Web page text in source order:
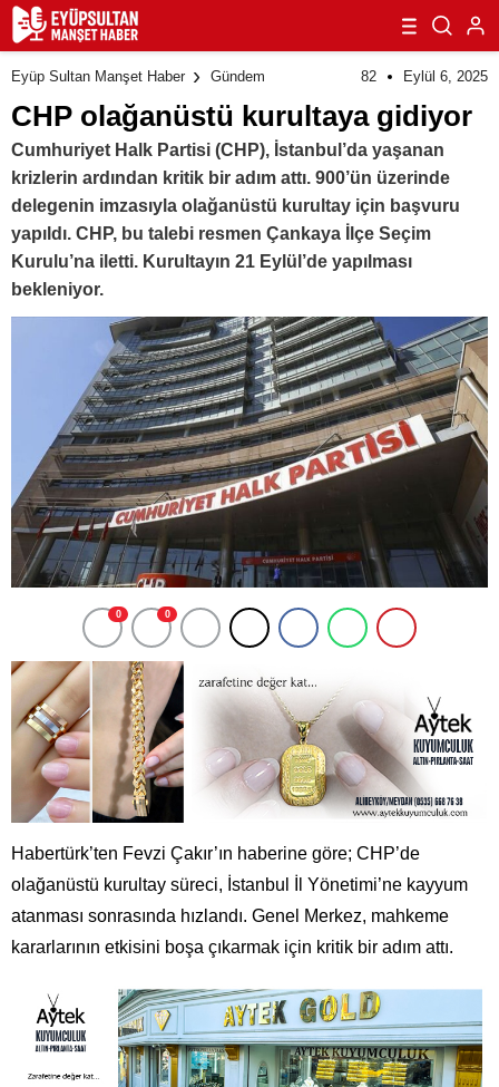
Eyüp Sultan Manşet Haber Gündem 82 Eylül 6, 2025
CHP olağanüstü kurultaya gidiyor
Cumhuriyet Halk Partisi (CHP), İstanbul’da yaşanan
krizlerin ardından kritik bir adım attı. 900’ün üzerinde
delegenin imzasıyla olağanüstü kurultay için başvuru
yapıldı. CHP, bu talebi resmen Çankaya İlçe Seçim
Kurulu’na iletti. Kurultayın 21 Eylül’de yapılması
bekleniyor.
0 0
Habertürk’ten Fevzi Çakır’ın haberine göre; CHP’de
olağanüstü kurultay süreci, İstanbul İl Yönetimi’ne kayyum
atanması sonrasında hızlandı. Genel Merkez, mahkeme
kararlarının etkisini boşa çıkarmak için kritik bir adım attı.